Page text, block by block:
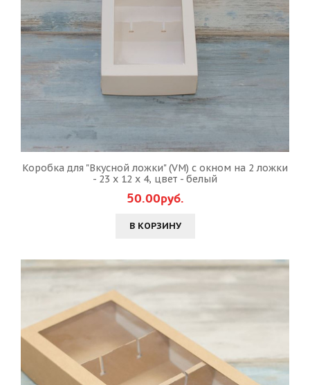
Коробка для "Вкусной ложки" (VM) с окном на 2 ложки
- 23 х 12 х 4, цвет - белый
50.00руб.
В КОРЗИНУ